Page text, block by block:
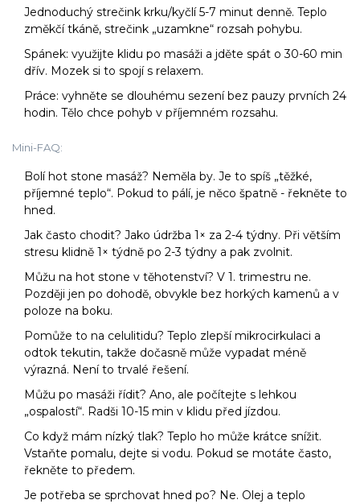
Jednoduchý strečink krku/kyčlí 5-7 minut denně. Teplo
změkčí tkáně, strečink „uzamkne“ rozsah pohybu.
Spánek: využijte klidu po masáži a jděte spát o 30-60 min
dřív. Mozek si to spojí s relaxem.
Práce: vyhněte se dlouhému sezení bez pauzy prvních 24
hodin. Tělo chce pohyb v příjemném rozsahu.
Mini-FAQ:
Bolí hot stone masáž? Neměla by. Je to spíš „těžké,
příjemné teplo“. Pokud to pálí, je něco špatně - řekněte to
hned.
Jak často chodit? Jako údržba 1× za 2-4 týdny. Při větším
stresu klidně 1× týdně po 2-3 týdny a pak zvolnit.
Můžu na hot stone v těhotenství? V 1. trimestru ne.
Později jen po dohodě, obvykle bez horkých kamenů a v
poloze na boku.
Pomůže to na celulitidu? Teplo zlepší mikrocirkulaci a
odtok tekutin, takže dočasně může vypadat méně
výrazná. Není to trvalé řešení.
Můžu po masáži řídit? Ano, ale počítejte s lehkou
„ospalostí“. Radši 10-15 min v klidu před jízdou.
Co když mám nízký tlak? Teplo ho může krátce snížit.
Vstaňte pomalu, dejte si vodu. Pokud se motáte často,
řekněte to předem.
Je potřeba se sprchovat hned po? Ne. Olej a teplo